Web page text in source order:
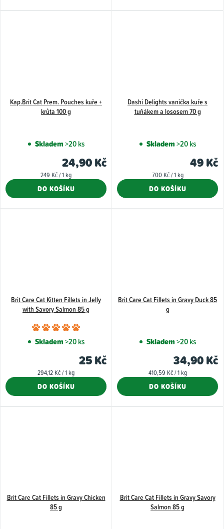
Kap.Brit Cat Prem. Pouches kuře +
krůta 100 g
Skladem>20 ks
24,90 Kč
Měrná
249 Kč / 1 kg
DO KOŠÍKU
Dashi Delights vanička kuře s
tuňákem a lososem 70 g
Skladem>20 ks
49 Kč
Měrná
700 Kč / 1 kg
DO KOŠÍKU
Brit Care Cat Kitten Fillets in Jelly
with Savory Salmon 85 g
Průměrné
hodnocení
je
5,0
Skladem>20 ks
25 Kč
Měrná
294,12 Kč / 1 kg
DO KOŠÍKU
Brit Care Cat Fillets in Gravy Duck 85
g
Skladem>20 ks
34,90 Kč
Měrná
410,59 Kč / 1 kg
DO KOŠÍKU
Brit Care Cat Fillets in Gravy Chicken
85 g
Brit Care Cat Fillets in Gravy Savory
Salmon 85 g